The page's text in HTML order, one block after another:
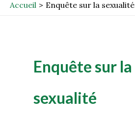
Accueil Enquête sur la sexualité
Enquête sur la
sexualité